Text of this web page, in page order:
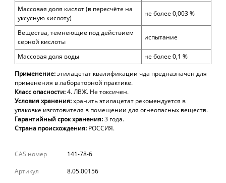
Массовая доля кислот (в пересчёте на
уксусную кислоту)
не более 0,003 %
Вещества, темнеющие под действием
серной кислоты
испытание
Массовая доля воды
не более 0,1 %
Применение:этилацетат квалификации чда предназначен для
применения в лабораторной практике.
Класс опасности:4. ЛВЖ. Не токсичен.
Условия хранения:хранить этилацетат рекомендуется в
упаковке изготовителя в помещении для огнеопасных веществ.
Гарантийный срок хранения:3 года.
Страна происхождения: РОССИЯ.
CAS номер
141-78-6
Артикул
8.05.00156